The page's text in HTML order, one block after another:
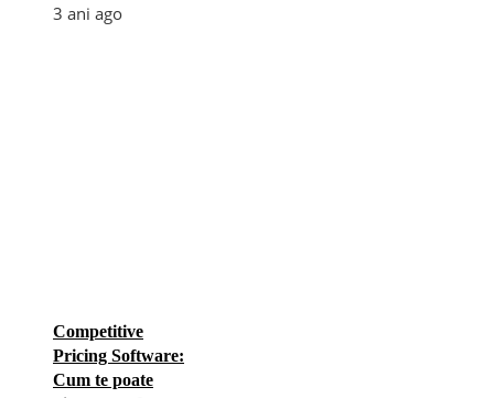
3 ani ago
Competitive
Pricing Software:
Cum te poate